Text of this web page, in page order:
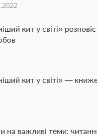
кит у світі»
кит у світі» —
на важливі теми: